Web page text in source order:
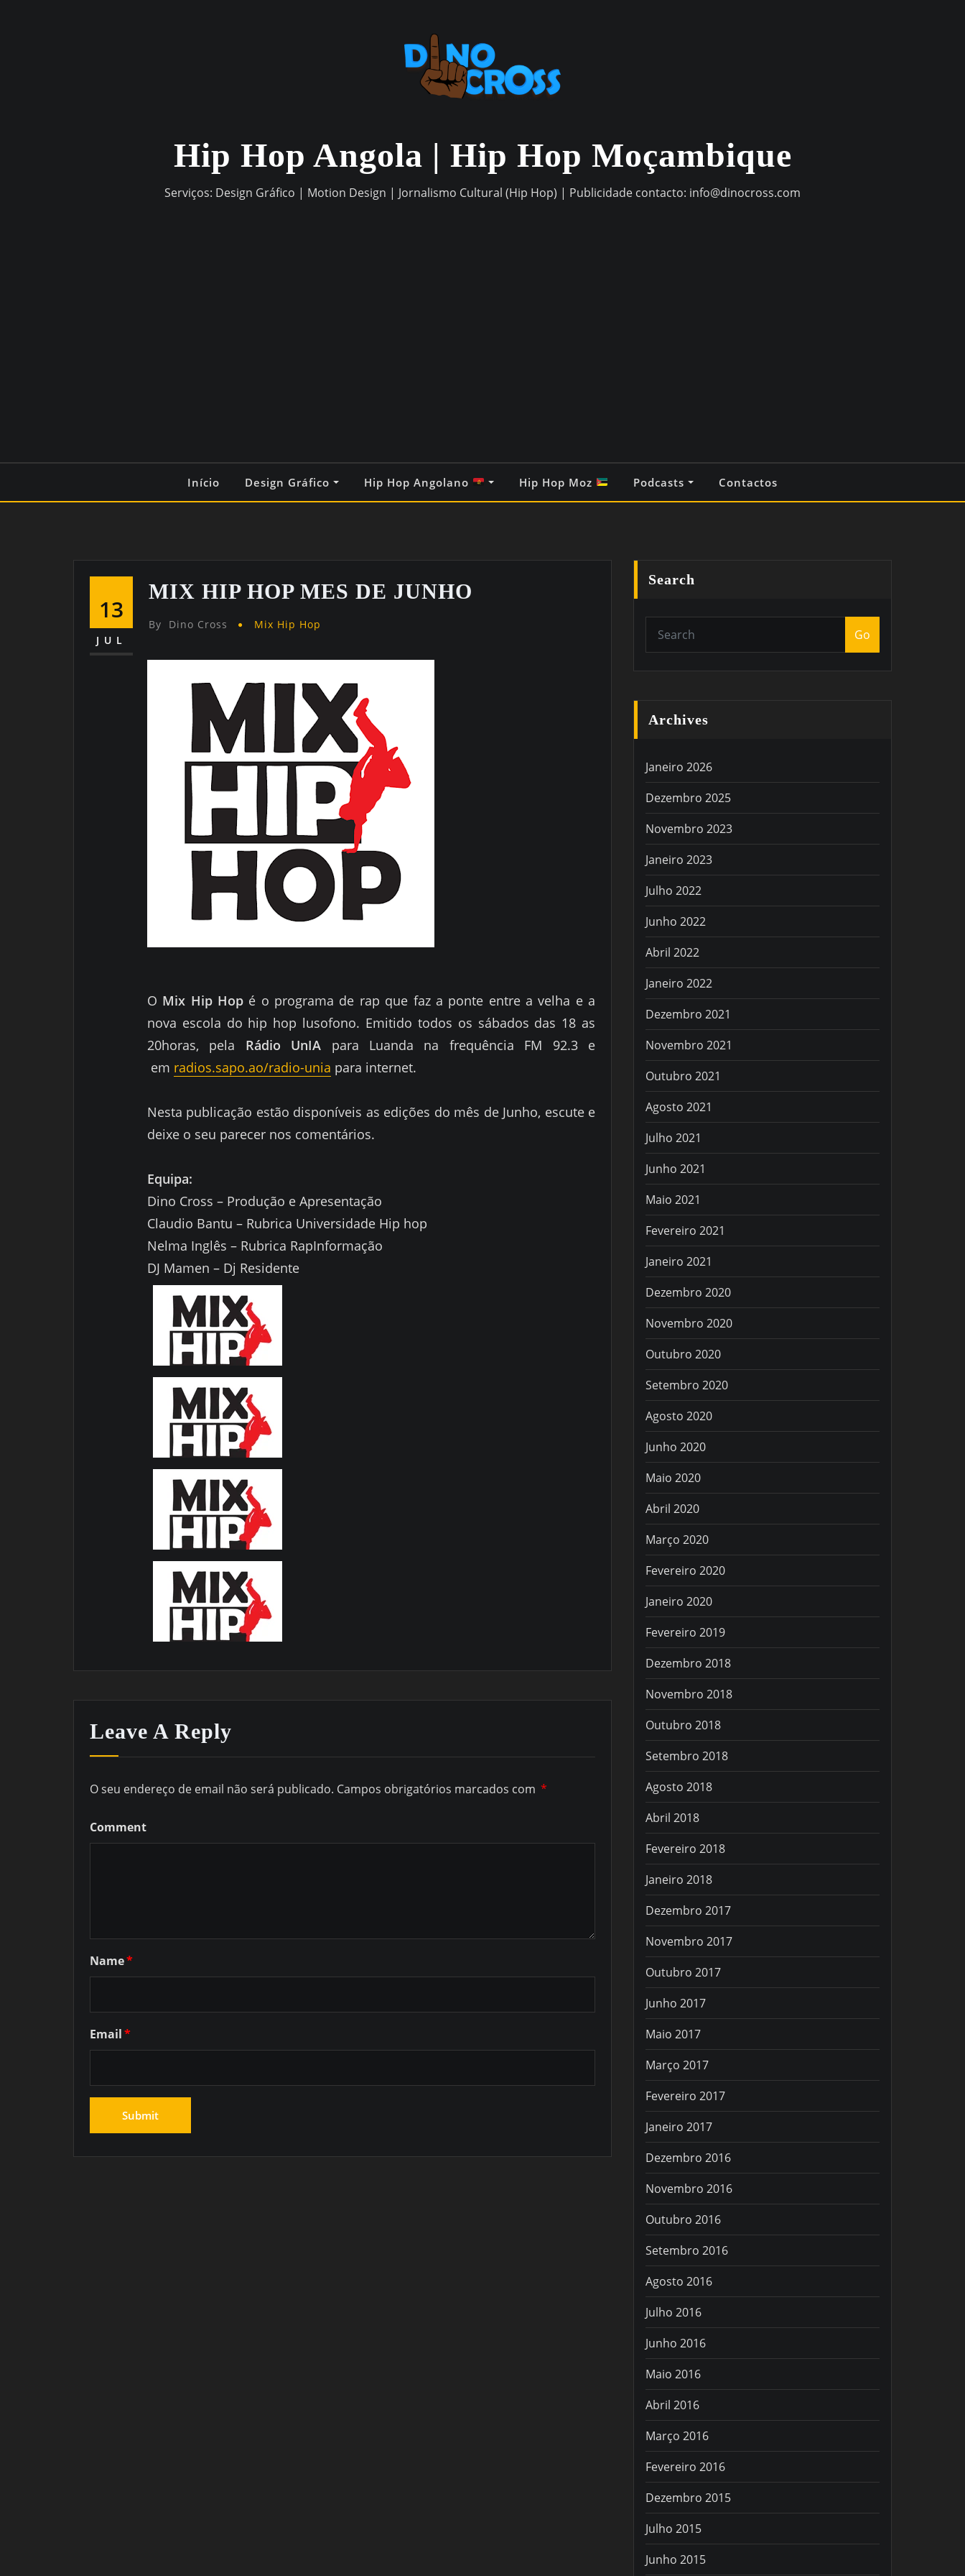
Hip Hop Angola | Hip Hop Moçambique
Serviços: Design Gráfico | Motion Design | Jornalismo Cultural (Hip Hop) | Publicidade contacto: info@dinocross.com
Início Design Gráfico Hip Hop Angolano Hip Hop Moz Podcasts Contactos
13
JUL
MIX HIP HOP MES DE JUNHO
By Dino Cross Mix Hip Hop
O Mix Hip Hop é o programa de rap que faz a ponte entre a velha e a
nova escola do hip hop lusofono. Emitido todos os sábados das 18 as
20horas, pela Rádio UnIA para Luanda na frequência FM 92.3 e
em radios.sapo.ao/radio-unia para internet.
Nesta publicação estão disponíveis as edições do mês de Junho, escute e
deixe o seu parecer nos comentários.
Equipa:
Dino Cross – Produção e Apresentação
Claudio Bantu – Rubrica Universidade Hip hop
Nelma Inglês – Rubrica RapInformação
DJ Mamen – Dj Residente
Leave A Reply
O seu endereço de email não será publicado. Campos obrigatórios marcados com *
Comment
Name*
Email*
Search
Go
Archives
Janeiro 2026
Dezembro 2025
Novembro 2023
Janeiro 2023
Julho 2022
Junho 2022
Abril 2022
Janeiro 2022
Dezembro 2021
Novembro 2021
Outubro 2021
Agosto 2021
Julho 2021
Junho 2021
Maio 2021
Fevereiro 2021
Janeiro 2021
Dezembro 2020
Novembro 2020
Outubro 2020
Setembro 2020
Agosto 2020
Junho 2020
Maio 2020
Abril 2020
Março 2020
Fevereiro 2020
Janeiro 2020
Fevereiro 2019
Dezembro 2018
Novembro 2018
Outubro 2018
Setembro 2018
Agosto 2018
Abril 2018
Fevereiro 2018
Janeiro 2018
Dezembro 2017
Novembro 2017
Outubro 2017
Junho 2017
Maio 2017
Março 2017
Fevereiro 2017
Janeiro 2017
Dezembro 2016
Novembro 2016
Outubro 2016
Setembro 2016
Agosto 2016
Julho 2016
Junho 2016
Maio 2016
Abril 2016
Março 2016
Fevereiro 2016
Dezembro 2015
Julho 2015
Junho 2015